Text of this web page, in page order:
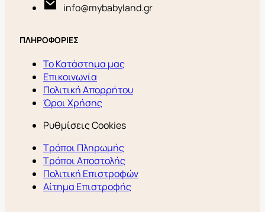
info@mybabyland.gr
ΠΛΗΡΟΦΟΡΙΕΣ
Το Κατάστημα μας
Επικοινωνία
Πολιτική Απορρήτου
Όροι Χρήσης
Ρυθμίσεις Cookies
Τρόποι Πληρωμής
Τρόποι Αποστολής
Πολιτική Επιστροφών
Αίτημα Επιστροφής